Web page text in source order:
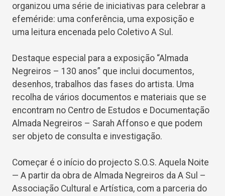
organizou uma série de iniciativas para celebrar a
efeméride: uma conferência, uma exposição e
uma leitura encenada pelo Coletivo A Sul.
Destaque especial para a exposição “Almada
Negreiros – 130 anos” que inclui documentos,
desenhos, trabalhos das fases do artista. Uma
recolha de vários documentos e materiais que se
encontram no Centro de Estudos e Documentação
Almada Negreiros – Sarah Affonso e que podem
ser objeto de consulta e investigação.
Começar é o início do projecto S.O.S. Aquela Noite
— A partir da obra de Almada Negreiros da A Sul –
Associação Cultural e Artística, com a parceria do